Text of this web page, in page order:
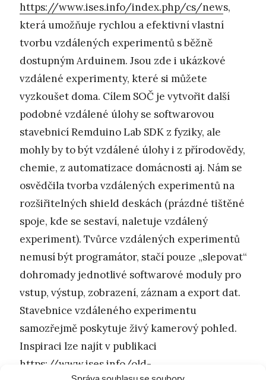
https://www.ises.info/index.php/cs/news,
která umožňuje rychlou a efektivní vlastní
tvorbu vzdálených experimentů s běžně
dostupným Arduinem. Jsou zde i ukázkové
vzdálené experimenty, které si můžete
vyzkoušet doma. Cílem SOČ je vytvořit další
podobné vzdálené úlohy se softwarovou
stavebnicí Remduino Lab SDK z fyziky, ale
mohly by to být vzdálené úlohy i z přírodovědy,
chemie, z automatizace domácnosti aj. Nám se
osvědčila tvorba vzdálených experimentů na
rozšiřitelných shield deskách (prázdné tištěné
spoje, kde se sestaví, naletuje vzdálený
experiment). Tvůrce vzdálených experimentů
nemusí být programátor, stačí pouze „slepovat“
dohromady jednotlivé softwarové moduly pro
vstup, výstup, zobrazení, záznam a export dat.
Stavebnice vzdáleného experimentu
samozřejmě poskytuje živý kamerový pohled.
Inspiraci lze najít v publikaci
https://www.ises.info/old-